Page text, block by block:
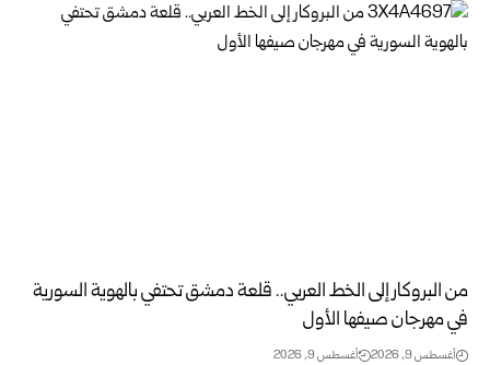
من البروكار إلى الخط العربي.. قلعة دمشق تحتفي بالهوية السورية
في ‏مهرجان صيفها الأول
أغسطس 9, 2026 أغسطس 9, 2026